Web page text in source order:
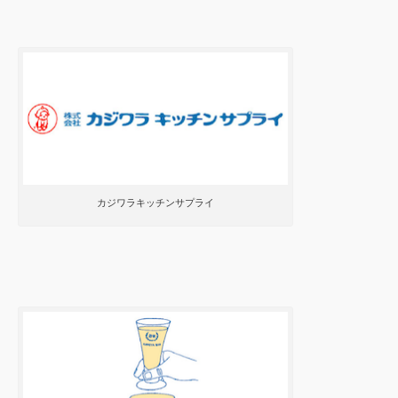
カジワラキッチンサプライ